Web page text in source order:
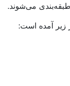
می‌شوند.
آمده است: